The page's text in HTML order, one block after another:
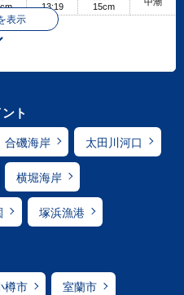
13:19
15cm
表示
ト
合磯海岸 太田川河口
横堀海岸
塚浜漁港
樽市 室蘭市